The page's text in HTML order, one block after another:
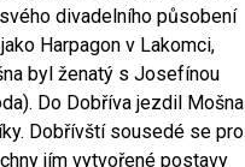
divadelního působení
Harpagon v Lakomci,
byl ženatý s Josefínou
Do Dobříva jezdil Mošna
Dobřívští sousedé se pro
jím vytvořené postavy